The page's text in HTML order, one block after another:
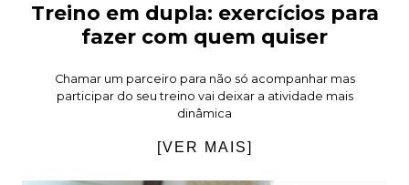
Treino em dupla: exercícios para
fazer com quem quiser
Chamar um parceiro para não só acompanhar mas
participar do seu treino vai deixar a atividade mais
dinâmica
[VER MAIS]